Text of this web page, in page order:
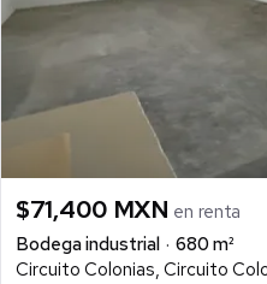
$71,400 MXN en renta
Bodega industrial
680 m²
Circuito Colonias, Circuito